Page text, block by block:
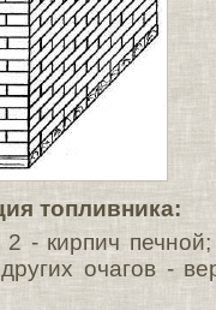
топливника:
- кирпич
очагов -